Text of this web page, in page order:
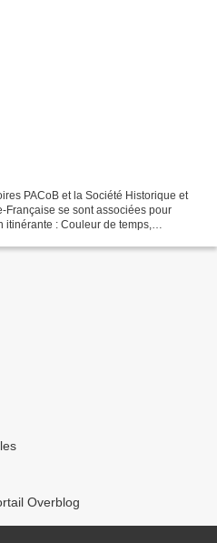
PACoB et la Société Historique et
Française se sont associées pour
itinérante : Couleur de temps,
Overblog